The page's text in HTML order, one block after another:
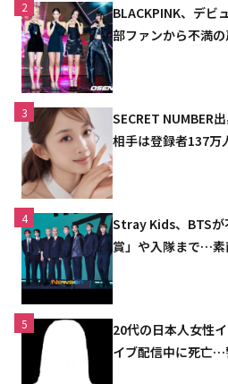
2
BLACKPINK、デビ
部ファンから不満
3
SECRET NUMBER
相手は登録者137
4
Stray Kids、BTSが
賞」や入隊まで…素
5
20代の日本人女性
イブ配信中に死亡